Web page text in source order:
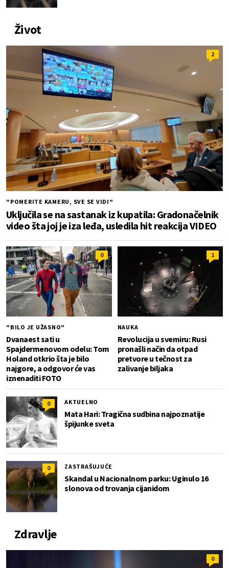
Život
2
"POMERITE KAMERU, SVE SE VIDI"
Uključila se na sastanak iz kupatila: Gradonačelnik
video šta joj je iza leđa, usledila hit reakcija VIDEO
0
"BILO JE UŽASNO"
Dvanaest sati u
Spajdermenovom odelu: Tom
Holand otkrio šta je bilo
najgore, a odgovor će vas
iznenaditi FOTO
1
NAUKA
Revolucija u svemiru: Rusi
pronašli način da otpad
pretvore u tečnost za
zalivanje biljaka
0 AKTUELNO
Mata Hari: Tragična sudbina najpoznatije
špijunke sveta
0 ZASTRAŠUJUĆE
Skandal u Nacionalnom parku: Uginulo 16
slonova od trovanja cijanidom
Zdravlje
0